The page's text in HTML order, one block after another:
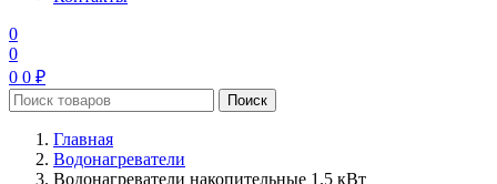
0
0
0 0 ₽
Поиск
Главная
Водонагреватели
Водонагреватели накопительные 1.5 кВт